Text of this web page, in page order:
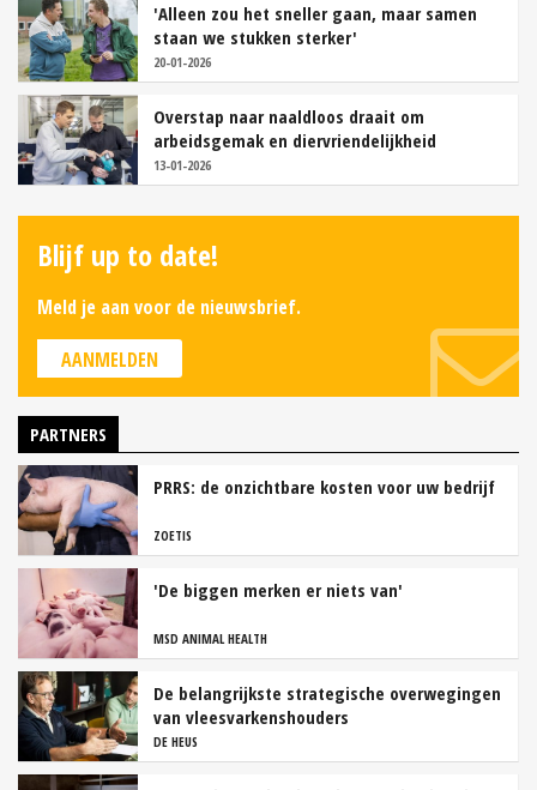
'Alleen zou het sneller gaan, maar samen
staan we stukken sterker'
20-01-2026
Overstap naar naaldloos draait om
arbeidsgemak en diervriendelijkheid
13-01-2026
Blijf up to date!
Meld je aan voor de nieuwsbrief.
AANMELDEN
PARTNERS
PRRS: de onzichtbare kosten voor uw bedrijf
ZOETIS
'De biggen merken er niets van'
MSD ANIMAL HEALTH
De belangrijkste strategische overwegingen
van vleesvarkenshouders
DE HEUS